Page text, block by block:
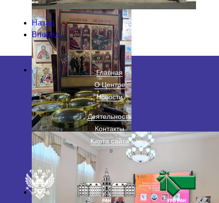
Назад
Вперед
Главная
О Центре
Новости
Деятельность
Контакты
Карта сайта